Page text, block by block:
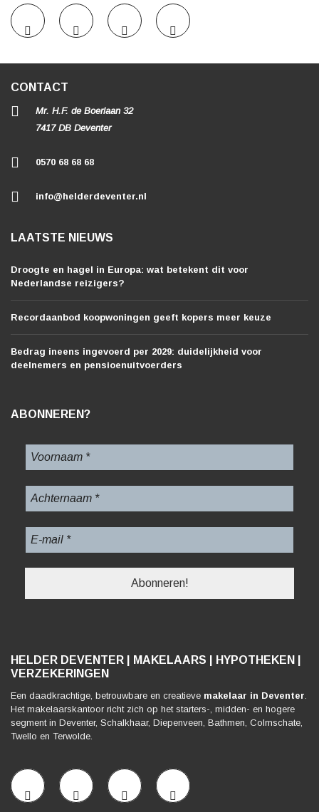
CONTACT
Mr. H.F. de Boerlaan 32
7417 DB Deventer
0570 68 68 68
info@helderdeventer.nl
LAATSTE NIEUWS
Droogte en hagel in Europa: wat betekent dit voor
Nederlandse reizigers?
Recordaanbod koopwoningen geeft kopers meer keuze
Bedrag ineens ingevoerd per 2029: duidelijkheid voor
deelnemers en pensioenuitvoerders
ABONNEREN?
HELDER DEVENTER | MAKELAARS | HYPOTHEKEN |
VERZEKERINGEN
Een daadkrachtige, betrouwbare en creatieve makelaar in Deventer.
Het makelaarskantoor richt zich op het starters-, midden- en hogere
segment in Deventer, Schalkhaar, Diepenveen, Bathmen, Colmschate,
Twello en Terwolde.